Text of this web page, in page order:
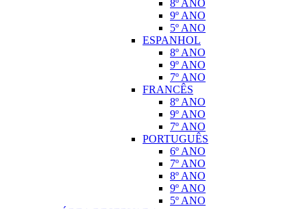
8º ANO
9º ANO
5º ANO
ESPANHOL
8º ANO
9º ANO
7º ANO
FRANCÊS
8º ANO
9º ANO
7º ANO
PORTUGUÊS
6º ANO
7º ANO
8º ANO
9º ANO
5º ANO